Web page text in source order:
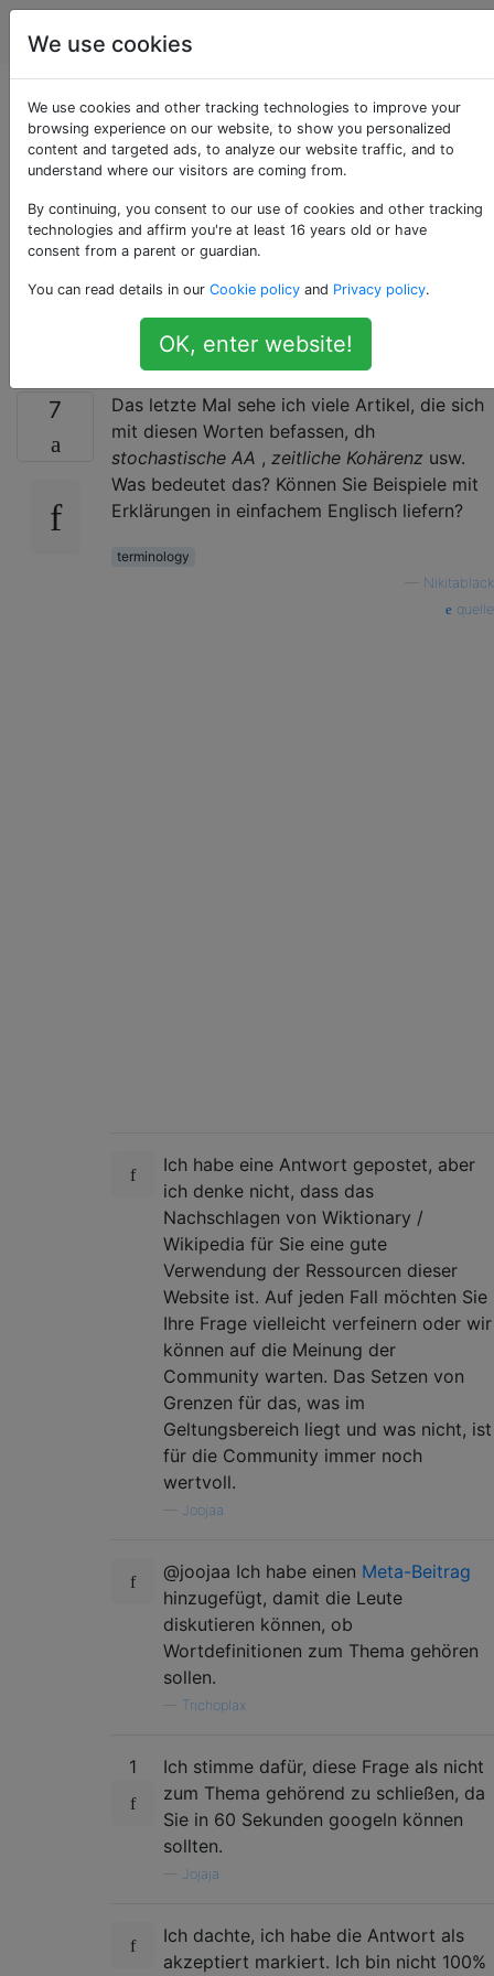
Computergrafik
Was bedeuten die
Wörter
"stochastisch",
"zeitlich" in der
Computergrafik?
7
Das letzte Mal sehe ich viele Artikel, die sich
mit diesen Worten befassen, dh
stochastische AA , zeitliche Kohärenz usw.
Was bedeutet das? Können Sie Beispiele mit
Erklärungen in einfachem Englisch liefern?
terminology
Nikitablack
quelle
Ich habe eine Antwort gepostet, aber
ich denke nicht, dass das
Nachschlagen von Wiktionary /
Wikipedia für Sie eine gute
Verwendung der Ressourcen dieser
Website ist. Auf jeden Fall möchten Sie
Ihre Frage vielleicht verfeinern oder wir
können auf die Meinung der
Community warten. Das Setzen von
Grenzen für das, was im
Geltungsbereich liegt und was nicht, ist
für die Community immer noch
wertvoll.
Joojaa
@joojaa Ich habe einen Meta-Beitrag
hinzugefügt, damit die Leute
diskutieren können, ob
Wortdefinitionen zum Thema gehören
sollen.
Trichoplax
1
Ich stimme dafür, diese Frage als nicht
zum Thema gehörend zu schließen, da
Sie in 60 Sekunden googeln können
sollten.
Jojaja
Ich dachte, ich habe die Antwort als
akzeptiert markiert. Ich bin nicht 100%
We use cookies
We use cookies and other tracking technologies to improve your
browsing experience on our website, to show you personalized
content and targeted ads, to analyze our website traffic, and to
understand where our visitors are coming from.
By continuing, you consent to our use of cookies and other tracking
technologies and affirm you're at least 16 years old or have
consent from a parent or guardian.
You can read details in our Cookie policy and Privacy policy.
OK, enter website!